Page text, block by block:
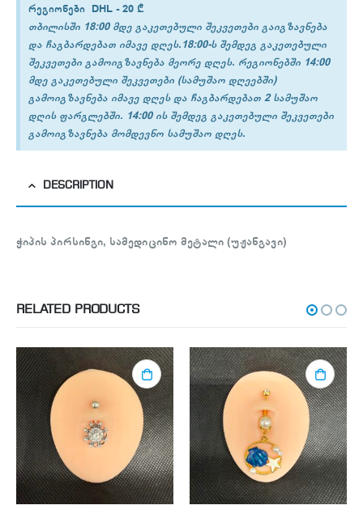
რეგიონები DHL -20 ₾
თბილისში 18:00 მდე გაკეთებული შეკვეთები გაიგზავნება
და ჩაგბარდებათ იმავე დღეს.18:00-ს შემდეგ გაკეთებული
შეკვეთები გამოიგზავნება მეორე დღეს. რეგიონებში 14:00
მდე გაკეთებული შეკვეთები (სამუშაო დღეებში)
გამოიგზავნება იმავე დღეს და ჩაგბარდებათ 2 სამუშაო
დღის ფარგლებში. 14:00 ის შემდეგ გაკეთებული შეკვეთები
გამოიგზავნება მომდევნო სამუშაო დღეს.
DESCRIPTION
ჭიპის პირსინგი, სამედიცინო მეტალი (უჟანგავი)
RELATED PRODUCTS